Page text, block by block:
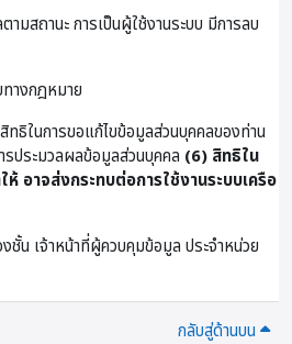
มสถานะ การเป็นผู้ใช้งานระบบ มีการลบ
างกฎหมาย
ธิในการขอแก้ไขข้อมูลส่วนบุคคลของท่าน
ประมวลผลข้อมูลส่วนบุคคล (6) สิทธิใน
อาจส่งกระทบต่อการใช้งานระบบเครือ
น เจ้าหน้าที่ผู้ควบคุมข้อมูล ประจําหน่วย
กลับสู่ด้านบน